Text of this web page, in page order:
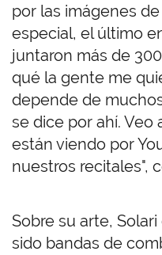
por las imágenes
especial, el último
juntaron más de
qué la gente me
depende de
se dice por ahí.
están viendo por
nuestros recitales",
Sobre su arte,
sido bandas de